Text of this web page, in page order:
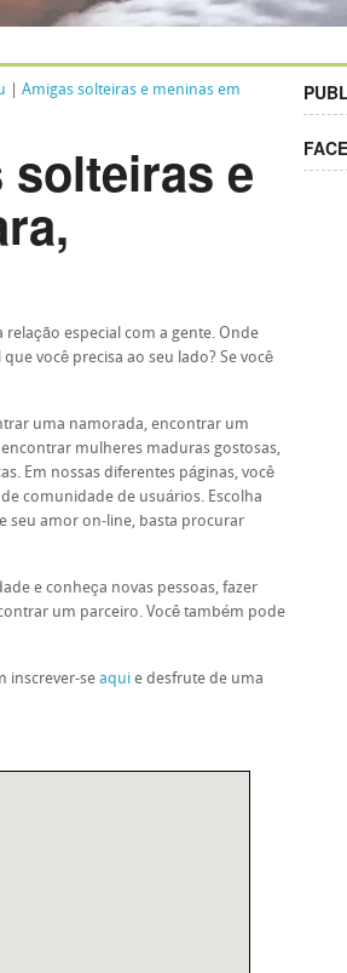
Amigas solteiras e meninas em
solteiras e
especial com a gente. Onde
você precisa ao seu lado? Se você
uma namorada, encontrar um
mulheres maduras gostosas,
Em nossas diferentes páginas, você
comunidade de usuários. Escolha
seu amor on-line, basta procurar
e conheça novas pessoas, fazer
um parceiro. Você também pode
inscrever-se aqui e desfrute de uma